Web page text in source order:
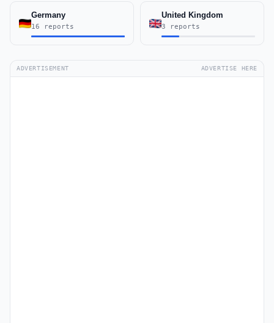
Germany
16 reports
United Kingdom
3 reports
ADVERTISEMENT ADVERTISE HERE